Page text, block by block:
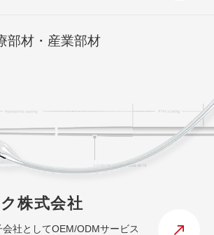
部材・産業部材
株式会社
社としてOEM/ODMサービス